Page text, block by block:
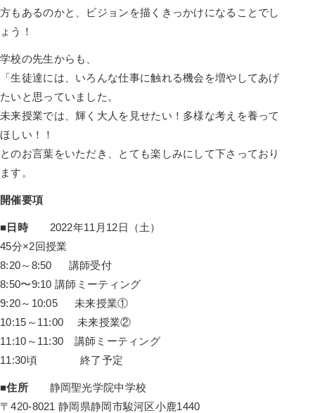
方もあるのかと、ビジョンを描くきっかけになることでし
ょう！
学校の先生からも、
「生徒達には、いろんな仕事に触れる機会を増やしてあげ
たいと思っていました。
未来授業では、輝く大人を見せたい！多様な考えを養って
ほしい！！
とのお言葉をいただき、とても楽しみにして下さっており
ます。
開催要項
■日時2022年11月12日（土）
45分×2回授業
8:20～8:50 講師受付
8:50〜9:10 講師ミーティング
9:20～10:05 未来授業①
10:15～11:00 未来授業②
11:10～11:30 講師ミーティング
11:30頃 終了予定
■住所静岡聖光学院中学校
〒420-8021 静岡県静岡市駿河区小鹿1440